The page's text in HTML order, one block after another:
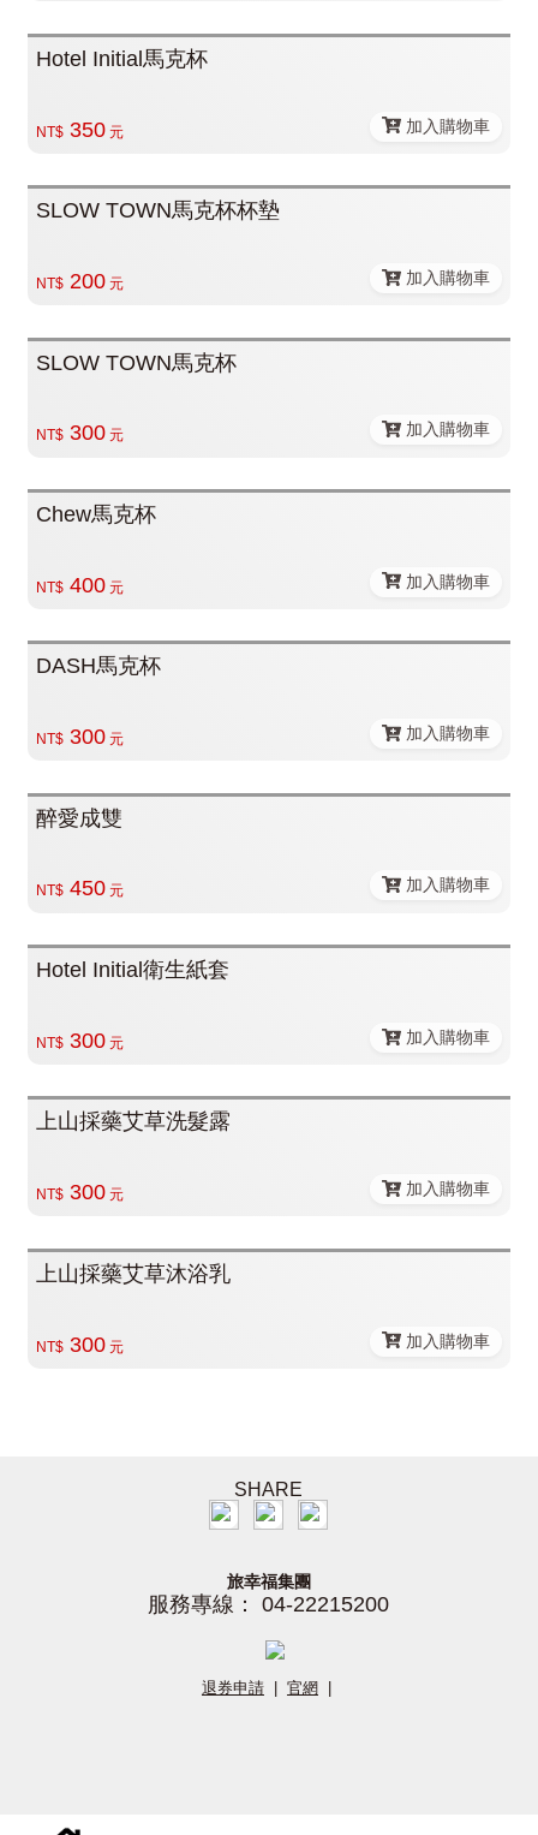
Hotel Initial馬克杯
NT$350元 加入購物車
SLOW TOWN馬克杯杯墊
NT$200元 加入購物車
SLOW TOWN馬克杯
NT$300元 加入購物車
Chew馬克杯
NT$400元 加入購物車
DASH馬克杯
NT$300元 加入購物車
醉愛成雙
NT$450元 加入購物車
Hotel Initial衛生紙套
NT$300元 加入購物車
上山採藥艾草洗髮露
NT$300元 加入購物車
上山採藥艾草沐浴乳
NT$300元 加入購物車
SHARE
旅幸福集團
服務專線： 04-22215200
退券申請 官網